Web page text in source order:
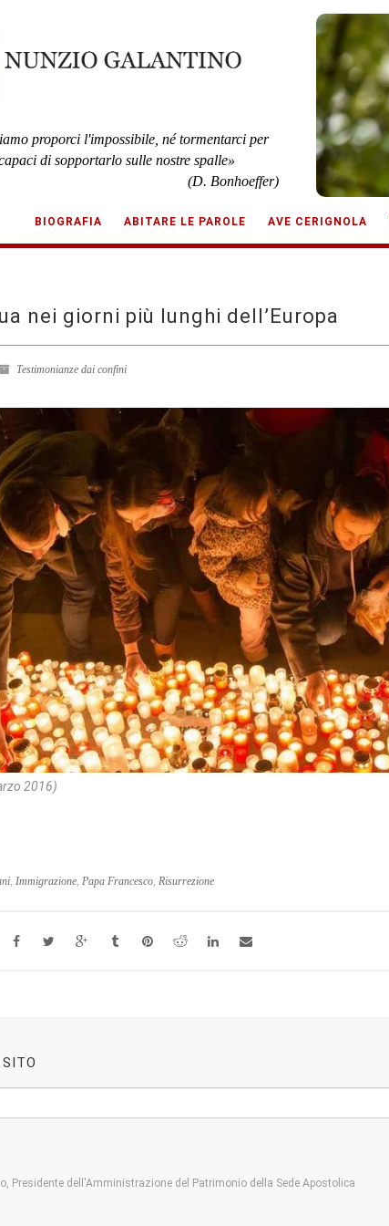
proporci l'impossibile, né tormentarci per
di sopportarlo sulle nostre spalle»
(D. Bonhoeffer)
BIOGRAFIA ABITARE LE PAROLE AVE CERIGNOLA
nei giorni più lunghi dell’Europa
Testimonianze dai confini
2016)
, Immigrazione, Papa Francesco, Risurrezione
Presidente dell'Amministrazione del Patrimonio della Sede Apostolica